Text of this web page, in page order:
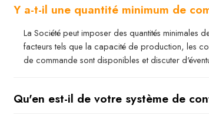
Y a-t-il une quantité minimum de
La Société peut imposer des quantités minimales
facteurs tels que la capacité de production, les
de commande sont disponibles et discuter
Qu'en est-il de votre système de